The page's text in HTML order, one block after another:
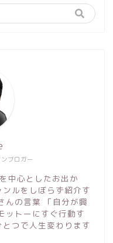
ブロガー
中心としたお出か
ルをしぼらず紹介す
んの言葉 「自分が興
ットーにすぐ行動す
つで人生変わります